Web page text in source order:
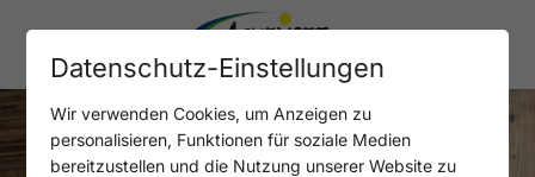
Datenschutz-Einstellungen
Wir verwenden Cookies, um Anzeigen zu
personalisieren, Funktionen für soziale Medien
bereitzustellen und die Nutzung unserer Website zu